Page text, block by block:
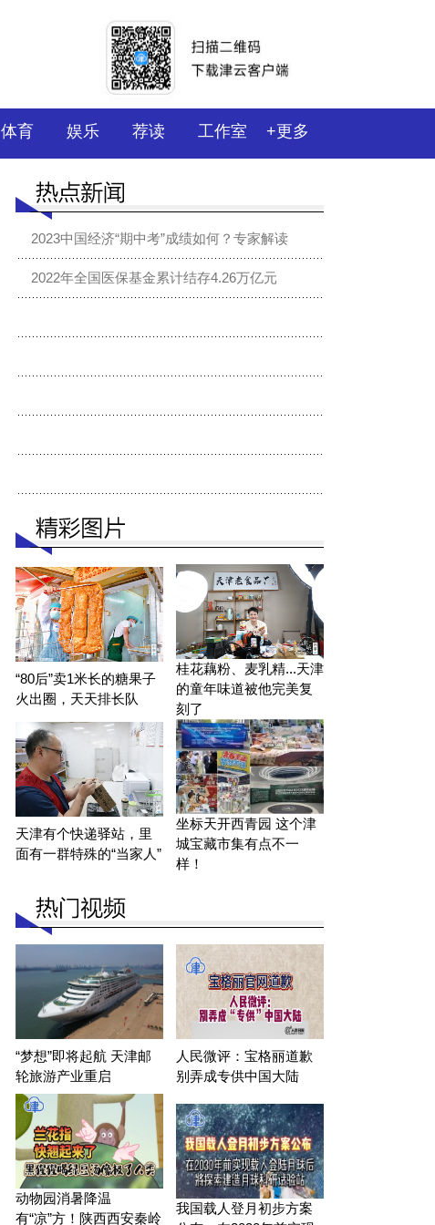
体育 娱乐 荐读 工作室 +更多
2023中国经济“期中考”成绩如何？专家解读
2022年全国医保基金累计结存4.26万亿元
“80后”卖1米长的糖果子
火出圈，天天排长队
桂花藕粉、麦乳精...天津
的童年味道被他完美复
刻了
天津有个快递驿站，里
面有一群特殊的“当家人”
坐标天开西青园 这个津
城宝藏市集有点不一
样！
“梦想”即将起航 天津邮
轮旅游产业重启
人民微评：宝格丽道歉
别弄成专供中国大陆
动物园消暑降温
有“凉”方！陕西西安秦岭
我国载人登月初步方案